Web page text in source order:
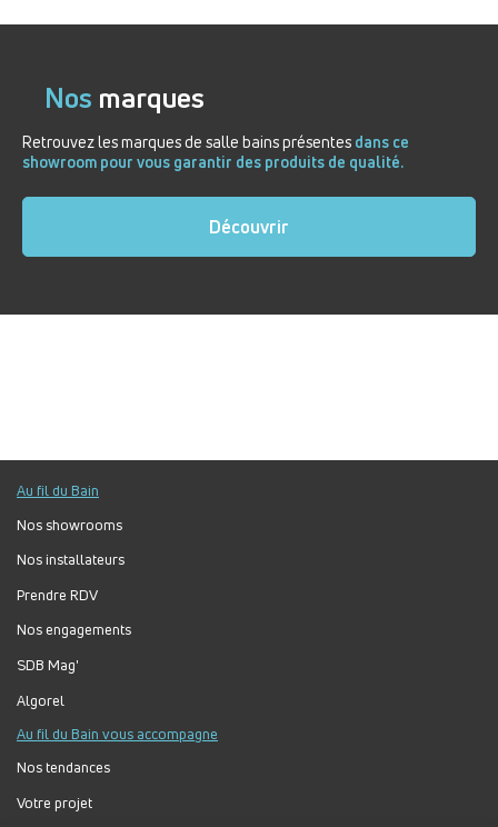
Nos marques
Retrouvez les marques de salle bains présentes dans ce
showroom pour vous garantir des produits de qualité.
Découvrir
Au fil du Bain
Nos showrooms
Nos installateurs
Prendre RDV
Nos engagements
SDB Mag'
Algorel
Au fil du Bain vous accompagne
Nos tendances
Votre projet